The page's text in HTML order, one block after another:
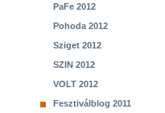
PaFe 2012
Pohoda 2012
Sziget 2012
SZIN 2012
VOLT 2012
Fesztiválblog 2011